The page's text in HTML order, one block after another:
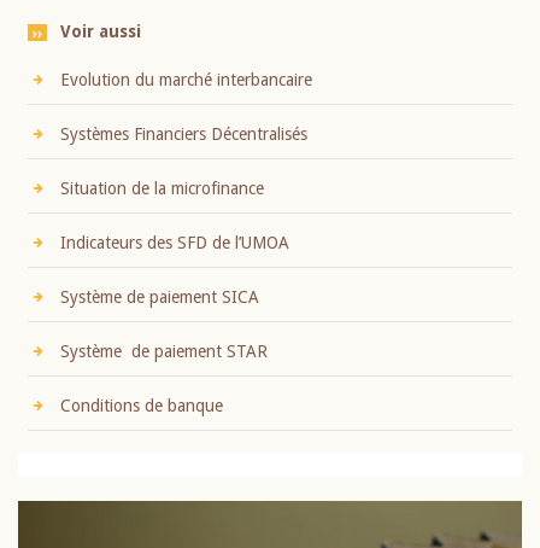
Voir aussi
Evolution du marché interbancaire
Systèmes Financiers Décentralisés
Situation de la microfinance
Indicateurs des SFD de l’UMOA
Système de paiement SICA
Système de paiement STAR
Conditions de banque